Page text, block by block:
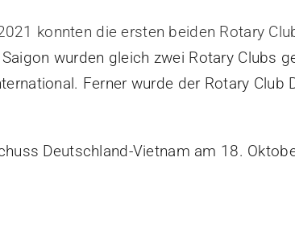
konnten die ersten beiden Rotary
Saigon wurden gleich zwei Rotary Clubs
Ferner wurde der Rotary Club
Deutschland-Vietnam am 18.